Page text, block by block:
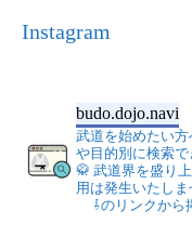
Instagram
budo.dojo.navi
武道を始めたい方
や目的別に検索で
🥋 武道界を盛り
用は発生いたしま
⇩のリンクから